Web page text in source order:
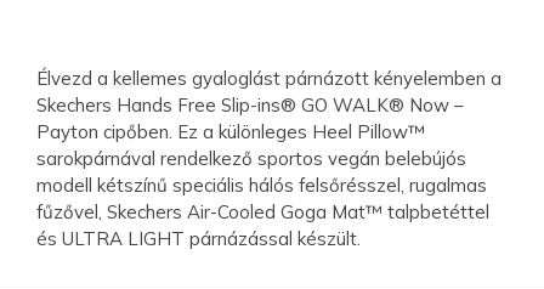
Élvezd a kellemes gyaloglást párnázott kényelemben a
Skechers Hands Free Slip-ins® GO WALK® Now –
Payton cipőben. Ez a különleges Heel Pillow™
sarokpárnával rendelkező sportos vegán belebújós
modell kétszínű speciális hálós felsőrésszel, rugalmas
fűzővel, Skechers Air-Cooled Goga Mat™ talpbetéttel
és ULTRA LIGHT párnázással készült.